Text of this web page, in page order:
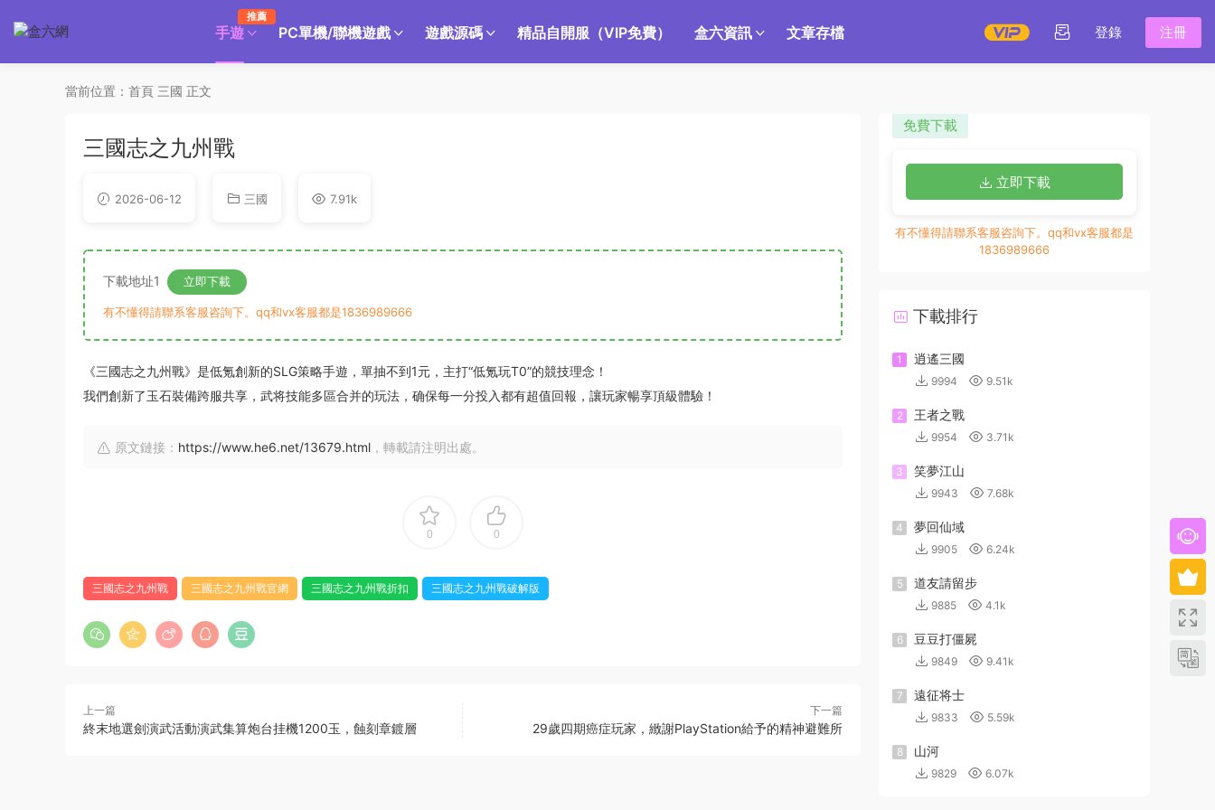
手遊
推薦
PC單機/聯機遊戲 遊戲源碼 精品自開服（VIP免費） 盒六資訊 文章存檔 登錄 注冊
當前位置： 首頁 三國 正文
三國志之九州戰
2026-06-12 三國 7.91k
下載地址1 立即下載
有不懂得請聯系客服咨詢下。qq和vx客服都是1836989666
《三國志之九州戰》是低氪創新的SLG策略手遊，單抽不到1元，主打“低氪玩T0”的競技理念！
我們創新了玉石裝備跨服共享，武将技能多區合并的玩法，确保每一分投入都有超值回報，讓玩家暢享頂級體驗！
原文鏈接： https://www.he6.net/13679.html ，轉載請注明出處。
0 0
三國志之九州戰 三國志之九州戰官網 三國志之九州戰折扣 三國志之九州戰破解版
上一篇
終末地選劍演武活動演武集算炮台挂機1200玉，蝕刻章鍍層
下一篇
29歲四期癌症玩家，緻謝PlayStation給予的精神避難所
免費下載
立即下載
有不懂得請聯系客服咨詢下。qq和vx客服都是
1836989666
下載排行
1 逍遙三國
9994 9.51k
2 王者之戰
9954 3.71k
3 笑夢江山
9943 7.68k
4 夢回仙域
9905 6.24k
5 道友請留步
9885 4.1k
6 豆豆打僵屍
9849 9.41k
7 遠征将士
9833 5.59k
8 山河
9829 6.07k